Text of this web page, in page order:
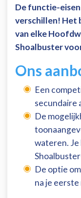
De functie-
verschillen! Het
van elke
Shoalbuster
Ons
Een
secundaire
De
wateren.
De optie
na je